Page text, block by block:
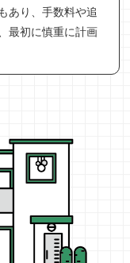
あり、手数料や追
最初に慎重に計画